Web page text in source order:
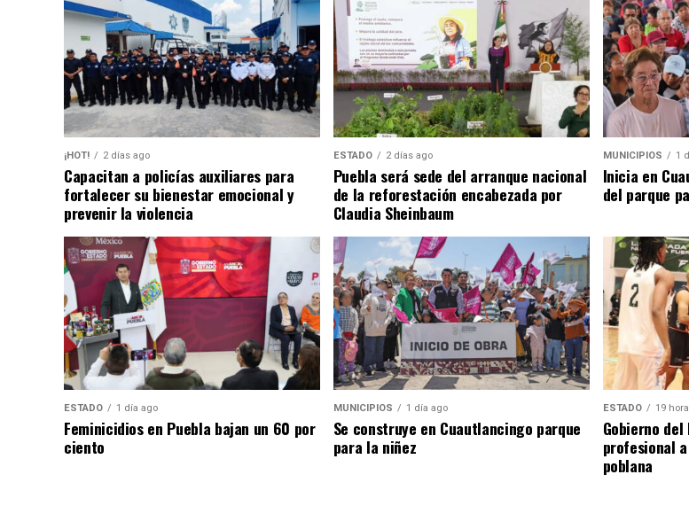
¡HOT! 2 días ago
Capacitan a policías auxiliares para
fortalecer su bienestar emocional y
prevenir la violencia
ESTADO 2 días ago
Puebla será sede del arranque nacional
de la reforestación encabezada por
Claudia Sheinbaum
MUNICIPIOS 1
Inicia en
del parque
ESTADO 1 día ago
Feminicidios en Puebla bajan un 60 por
ciento
MUNICIPIOS 1 día ago
Se construye en Cuautlancingo parque
para la niñez
ESTADO 19
Gobierno
profesional
poblana